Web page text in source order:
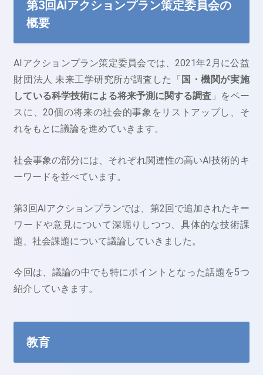
第3回AIアクションプラン策定委員会の
概要
AIアクションプラン策定委員会では、2021年2月に公益
財団法人 未来工学研究所が調査した「 国・機関が実施
している科学技術による将来予測に関する調査 」をベー
スに、20個の将来の社会的事象をリストアップし、そ
れをもとに議論を進めていきます。
社会事象の部分には、それぞれ関連性の高いAI技術的キ
ーワードを並べています。
第3回AIアクションプランでは、第2回で追加されたキー
ワードや意見について深堀りしつつ、具体的な技術課
題、社会課題について議論していきました。
今回は、議論の中でも特にポイントとなった話題を5つ
紹介していきます。
教育